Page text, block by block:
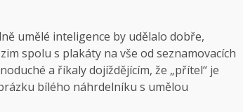
umělé inteligence by udělalo dobře,
spolu s plakáty na vše od seznamovacích
a říkaly dojíždějícím, že „přítel“ je
bílého náhrdelníku s umělou